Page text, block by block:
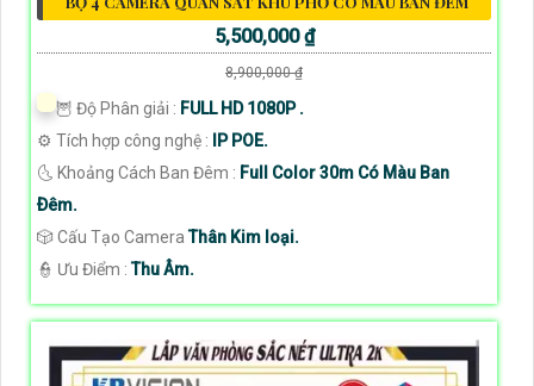
5,500,000 ₫
8,900,000 ₫
🦉 Độ Phân giải : FULL HD 1080P .
⚙ Tích hợp công nghệ :
IP POE.
🌜 Khoảng Cách Ban Đêm : Full Color 30m Có Màu Ban
Ðêm.
🎲 Cấu Tạo CameraThân Kim loại.
️👮 Ưu Điểm :Thu Âm.